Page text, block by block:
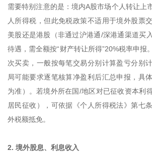
需要特别注意的是：境内A股市场个人转让上
人所得税，但此免税政策不适用于境外股票
美股还是港股（非通过沪港通/深港通渠道买
待遇，需全额按“财产转让所得”20%税率申报
次买卖，一般按每笔交易分别计算盈亏分别
局可能要求逐笔核算净盈利后汇总申报，具
为准）。若境外所在国/地区对已征收资本利
居民征收），可依据《个人所得税法》第七
外税额抵免。
2. 境外股息、利息收入